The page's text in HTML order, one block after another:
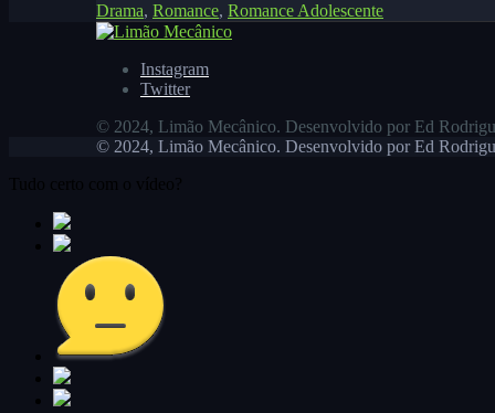
Drama, Romance, Romance Adolescente
Instagram
Twitter
© 2024, Limão Mecânico. Desenvolvido por Ed
© 2024, Limão Mecânico. Desenvolvido por Ed